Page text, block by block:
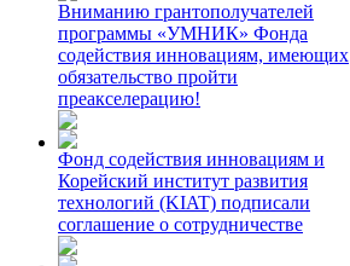
Вниманию грантополучателей
программы «УМНИК» Фонда
содействия инновациям, имеющих
обязательство пройти
преакселерацию!
Фонд содействия инновациям и
Корейский институт развития
технологий (KIAT) подписали
соглашение о сотрудничестве